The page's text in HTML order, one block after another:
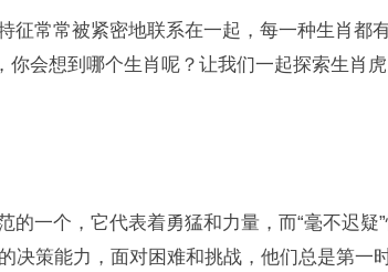
征常常被紧密地联系在一起，每一种生肖都
你会想到哪个生肖呢？让我们一起探索生肖
的一个，它代表着勇猛和力量，而“毫不迟疑
决策能力，面对困难和挑战，他们总是第一